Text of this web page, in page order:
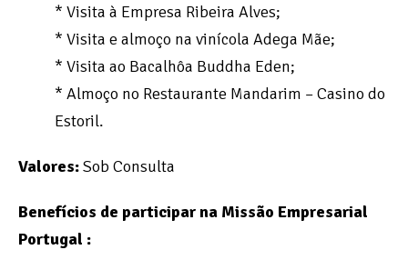
* Visita à Empresa Ribeira Alves;
* Visita e almoço na vinícola Adega Mãe;
* Visita ao Bacalhôa Buddha Eden;
* Almoço no Restaurante Mandarim – Casino do
Estoril.
Valores:Sob Consulta
Benefícios de participar na Missão Empresarial
Portugal :